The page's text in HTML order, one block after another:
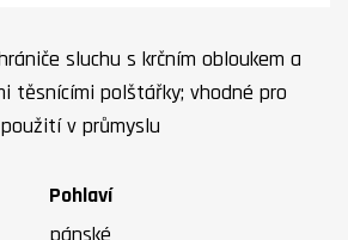
sluchu s krčním obloukem a
těsnícími polštářky; vhodné pro
použití v průmyslu
Pohlaví
pánské